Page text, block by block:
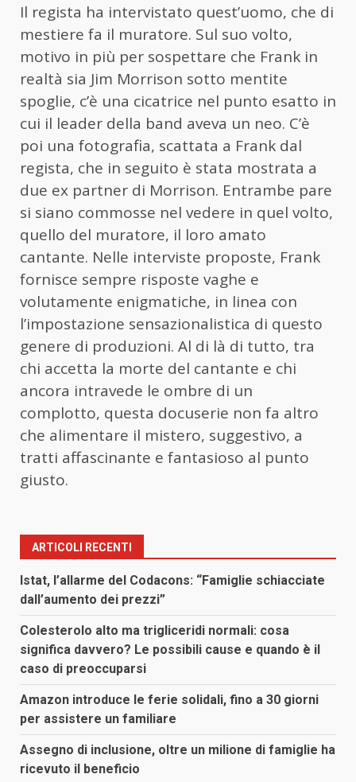
Il regista ha intervistato quest’uomo, che di
mestiere fa il muratore. Sul suo volto,
motivo in più per sospettare che Frank in
realtà sia Jim Morrison sotto mentite
spoglie, c’è una cicatrice nel punto esatto in
cui il leader della band aveva un neo. C’è
poi una fotografia, scattata a Frank dal
regista, che in seguito è stata mostrata a
due ex partner di Morrison. Entrambe pare
si siano commosse nel vedere in quel volto,
quello del muratore, il loro amato
cantante. Nelle interviste proposte, Frank
fornisce sempre risposte vaghe e
volutamente enigmatiche, in linea con
l’impostazione sensazionalistica di questo
genere di produzioni. Al di là di tutto, tra
chi accetta la morte del cantante e chi
ancora intravede le ombre di un
complotto, questa docuserie non fa altro
che alimentare il mistero, suggestivo, a
tratti affascinante e fantasioso al punto
giusto.
ARTICOLI RECENTI
Istat, l’allarme del Codacons: “Famiglie schiacciate
dall’aumento dei prezzi”
Colesterolo alto ma trigliceridi normali: cosa
significa davvero? Le possibili cause e quando è il
caso di preoccuparsi
Amazon introduce le ferie solidali, fino a 30 giorni
per assistere un familiare
Assegno di inclusione, oltre un milione di famiglie ha
ricevuto il beneficio